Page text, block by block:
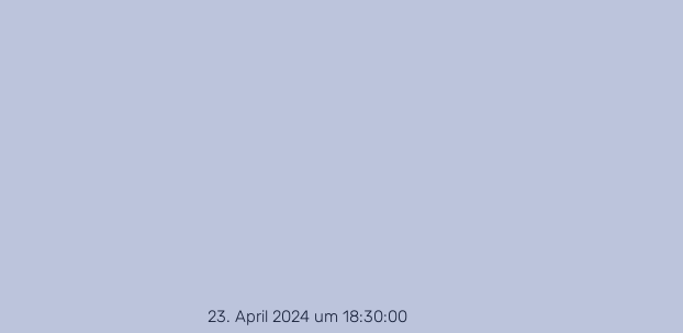
23. April 2024 um 18:30:00